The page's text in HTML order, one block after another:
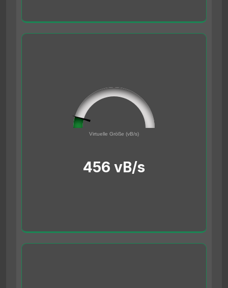
45561691
Virtuelle Größe (vB/s)500000000
456 vB/s